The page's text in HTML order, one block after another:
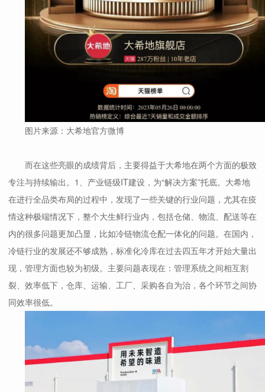
图片来源：大希地官方微博
而在这些亮眼的成绩背后，主要得益于大希地在两个方面的极致
专注与持续输出。1、产业链级IT建设，为“解决方案”托底。大希地
在进行全品类布局的过程中，发现了一些关键的行业问题，尤其在疫
情这种极端情况下，整个大生鲜行业内，包括仓储、物流、配送等在
内的很多问题更加凸显，比如冷链物流仓配一体化的问题。在国内，
冷链行业的发展还不够成熟，标准化冷库在过去四五年才开始大量出
现，管理方面也较为初级。主要问题表现在：管理系统之间相互割
裂、效率低下，仓库、运输、工厂、采购各自为治，各个环节之间协
同效率很低。